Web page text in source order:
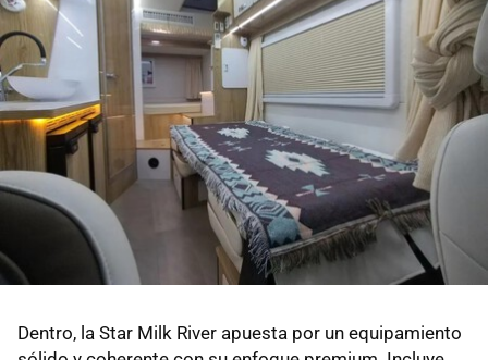
Dentro, la Star Milk River apuesta por un equipamiento